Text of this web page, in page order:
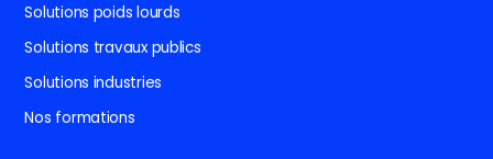
Solutions poids lourds
Solutions travaux publics
Solutions industries
Nos formations